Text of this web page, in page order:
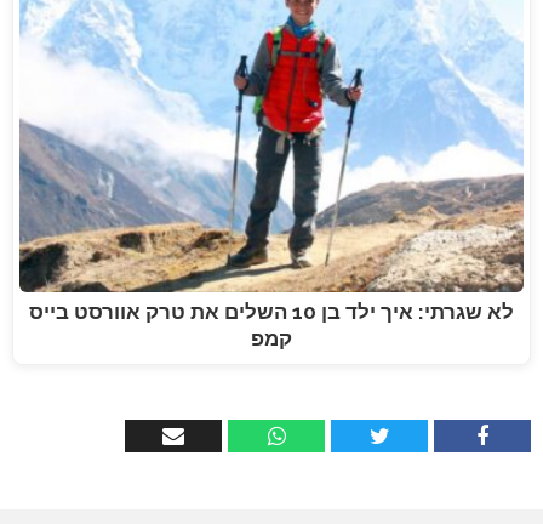
לא שגרתי: איך ילד בן 10 השלים את טרק אוורסט בייס
קמפ